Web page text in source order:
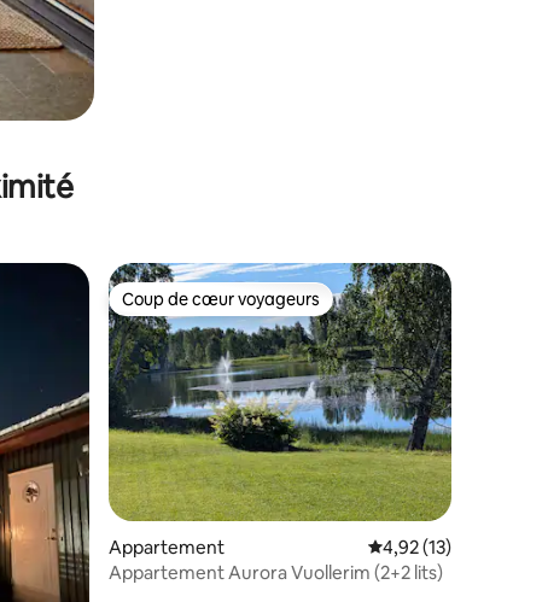
: 4,92 sur 5
Coup de cœur voyageurs
Coup de cœur voyageurs
Appartement Évaluation moyenne
4,92 (13)
Appartement Aurora Vuollerim (2+2 lits)